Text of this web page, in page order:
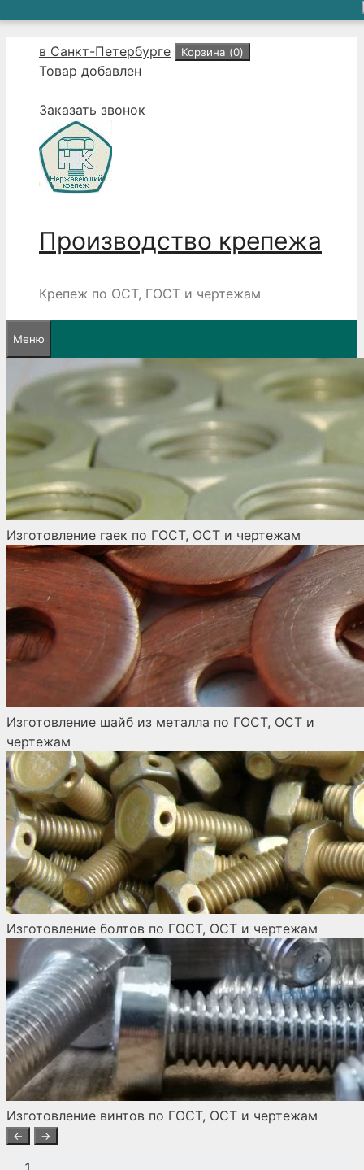
Перейтив Санкт-Петербурге Корзина (0)
Товар добавлен
Заказать звонок
Производство крепежа
Крепеж по ОСТ, ГОСТ и чертежам
Меню
Изготовление гаек по ГОСТ, ОСТ и чертежам
Изготовление шайб из металла по ГОСТ, ОСТ и
чертежам
Изготовление болтов по ГОСТ, ОСТ и чертежам
Изготовление винтов по ГОСТ, ОСТ и чертежам
← →